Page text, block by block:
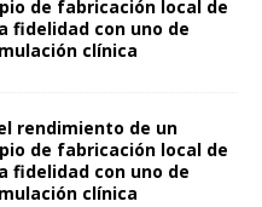
de fabricación local de
fidelidad con uno de
clínica
rendimiento de un
de fabricación local de
fidelidad con uno de
clínica